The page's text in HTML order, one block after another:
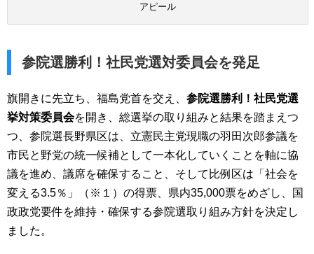
アピール
参院選勝利！社民党選対委員会を発足
旗開きに先立ち、福島党首を交え、 参院選勝利！社民党選
挙対策委員会を開き、総選挙の取り組みと結果を踏まえつ
つ、参院選長野県区は、立憲民主党現職の羽田次郎参議を
市民と野党の統一候補として一本化していくことを軸に協
議を進め、議席を確保すること、そして比例区は「社会を
変える3.5％」（※１）の得票、県内35,000票をめざし、国
政政党要件を維持・確保する参院選取り組み方針を決定し
ました。